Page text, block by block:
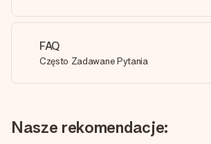
FAQ
Często Zadawane Pytania
Nasze rekomendacje: